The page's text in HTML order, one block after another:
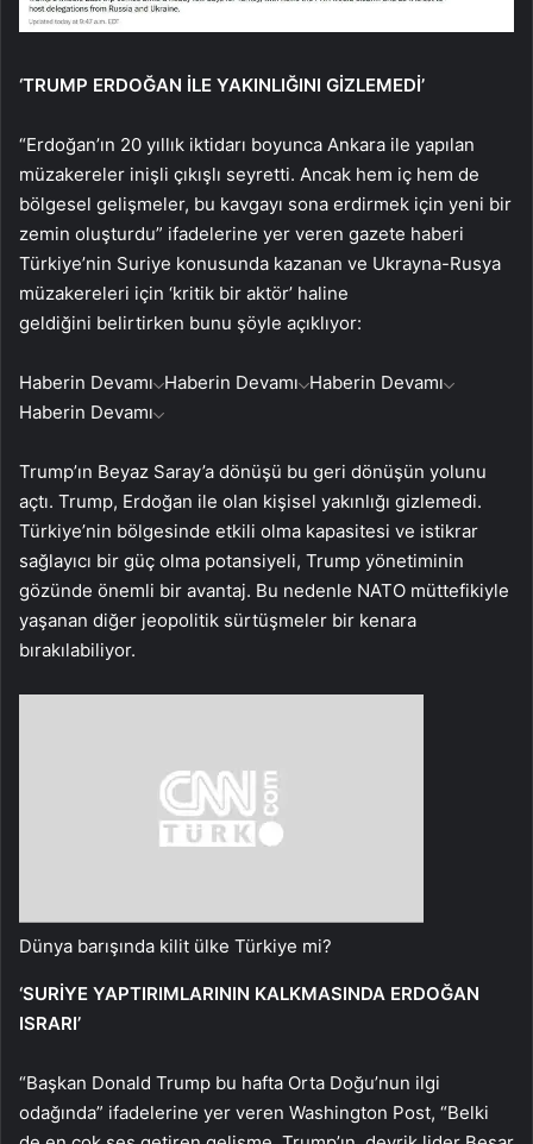
‘TRUMP ERDOĞAN İLE YAKINLIĞINI GİZLEMEDİ’
“Erdoğan’ın 20 yıllık iktidarı boyunca Ankara ile yapılan
müzakereler inişli çıkışlı seyretti. Ancak hem iç hem de
bölgesel gelişmeler, bu kavgayı sona erdirmek için yeni bir
zemin oluşturdu” ifadelerine yer veren gazete haberi
Türkiye’nin Suriye konusunda kazanan ve Ukrayna-Rusya
müzakereleri için ‘kritik bir aktör’ haline
geldiğini belirtirken bunu şöyle açıklıyor:
Haberin Devamı Haberin Devamı Haberin Devamı
Haberin Devamı
Trump’ın Beyaz Saray’a dönüşü bu geri dönüşün yolunu
açtı. Trump, Erdoğan ile olan kişisel yakınlığı gizlemedi.
Türkiye’nin bölgesinde etkili olma kapasitesi ve istikrar
sağlayıcı bir güç olma potansiyeli, Trump yönetiminin
gözünde önemli bir avantaj. Bu nedenle NATO müttefikiyle
yaşanan diğer jeopolitik sürtüşmeler bir kenara
bırakılabiliyor.
Dünya barışında kilit ülke Türkiye mi?
‘SURİYE YAPTIRIMLARININ KALKMASINDA ERDOĞAN
ISRARI’
“Başkan Donald Trump bu hafta Orta Doğu’nun ilgi
odağında” ifadelerine yer veren Washington Post, “Belki